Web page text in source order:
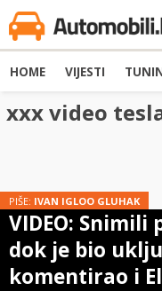
HOME VIJESTI
xxx video
PIŠE: IVAN IGLOO GLUHAK
VIDEO: Snimili
dok je bio
komentirao i